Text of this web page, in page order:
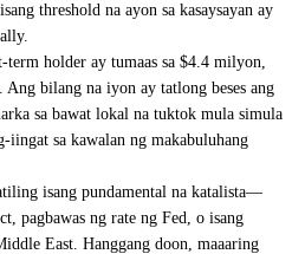
threshold na ayon sa kasaysayan ay
holder ay tumaas sa $4.4 milyon,
Ang bilang na iyon ay tatlong beses ang
sa bawat lokal na tuktok mula simula
iingat sa kawalan ng makabuluhang
isang pundamental na katalista—
pagbawas ng rate ng Fed, o isang
East. Hanggang doon, maaaring